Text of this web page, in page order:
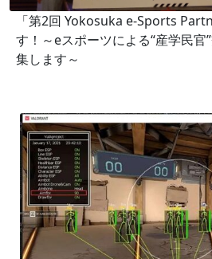
「第2回 Yokosuka e-Sports
す！～eスポーツによる“産学民
集します～